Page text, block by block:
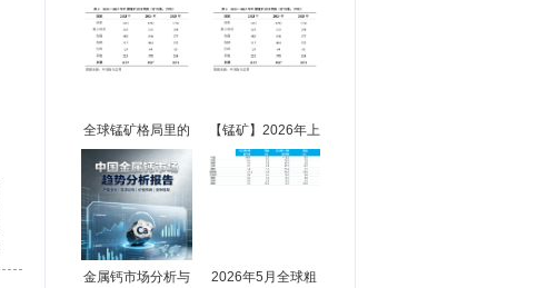
全球锰矿格局里的 【锰矿】2026年上
金属钙市场分析与 2026年5月全球粗